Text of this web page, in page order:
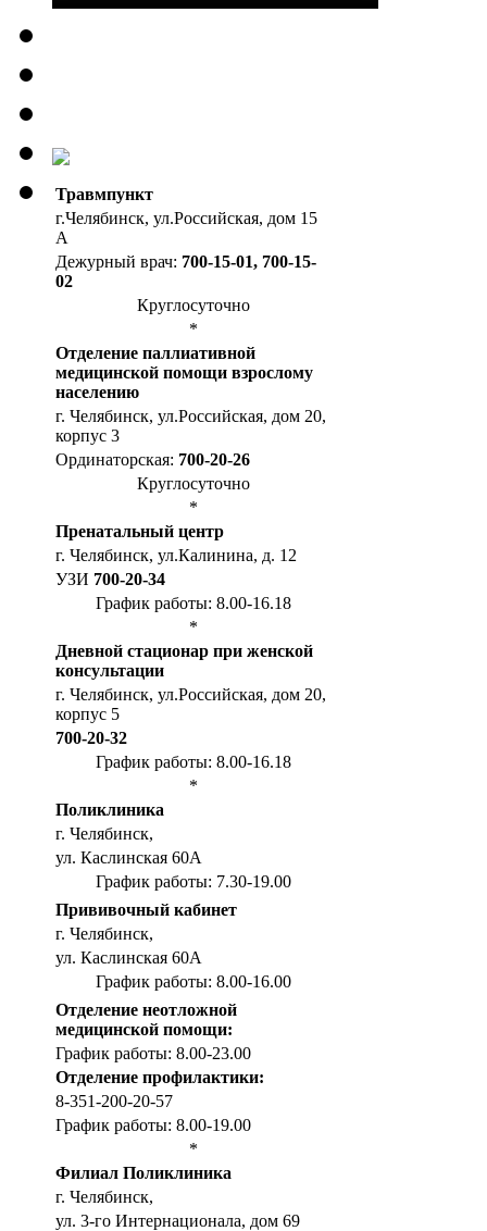
Травмпункт
г.Челябинск, ул.Российская, дом 15
А
Дежурный врач: 700-15-01, 700-15-
02
Круглосуточно
*
Отделение паллиативной
медицинской помощи взрослому
населению
г. Челябинск, ул.Российская, дом 20,
корпус 3
Ординаторская: 700-20-26
Круглосуточно
*
Пренатальный центр
г. Челябинск, ул.Калинина, д. 12
УЗИ 700-20-34
График работы: 8.00-16.18
*
Дневной стационар при женской
консультации
г. Челябинск, ул.Российская, дом 20,
корпус 5
700-20-32
График работы: 8.00-16.18
*
Поликлиника
г. Челябинск,
ул. Каслинская 60А
График работы: 7.30-19.00
Прививочный кабинет
г. Челябинск,
ул. Каслинская 60А
График работы: 8.00-16.00
Отделение неотложной
медицинской помощи:
График работы: 8.00-23.00
Отделение профилактики:
8-351-200-20-57
График работы: 8.00-19.00
*
Филиал Поликлиника
г. Челябинск,
ул. 3-го Интернационала, дом 69